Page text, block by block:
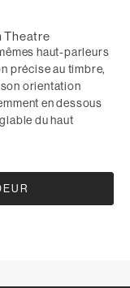
Theatre
haut-parleurs
précise au timbre,
orientation
en dessous
du haut